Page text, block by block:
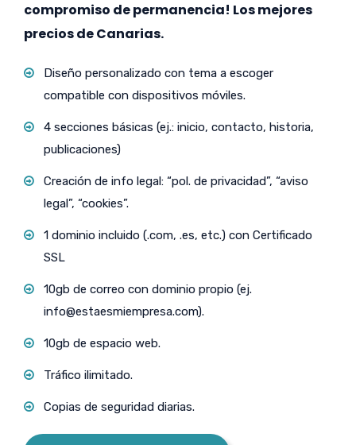
compromiso de permanencia! Los mejores
precios de Canarias.
Diseño personalizado con tema a escoger
compatible con dispositivos móviles.
4 secciones básicas (ej.: inicio, contacto, historia,
publicaciones)
Creación de info legal: “pol. de privacidad”, “aviso
legal”, “cookies”.
1 dominio incluido (.com, .es, etc.) con Certificado
SSL
10gb de correo con dominio propio (ej.
info@estaesmiempresa.com).
10gb de espacio web.
Tráfico ilimitado.
Copias de seguridad diarias.